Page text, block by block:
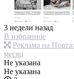
3 недели назад
В избранное
Реклама на
месяц
Не указана
Не указана